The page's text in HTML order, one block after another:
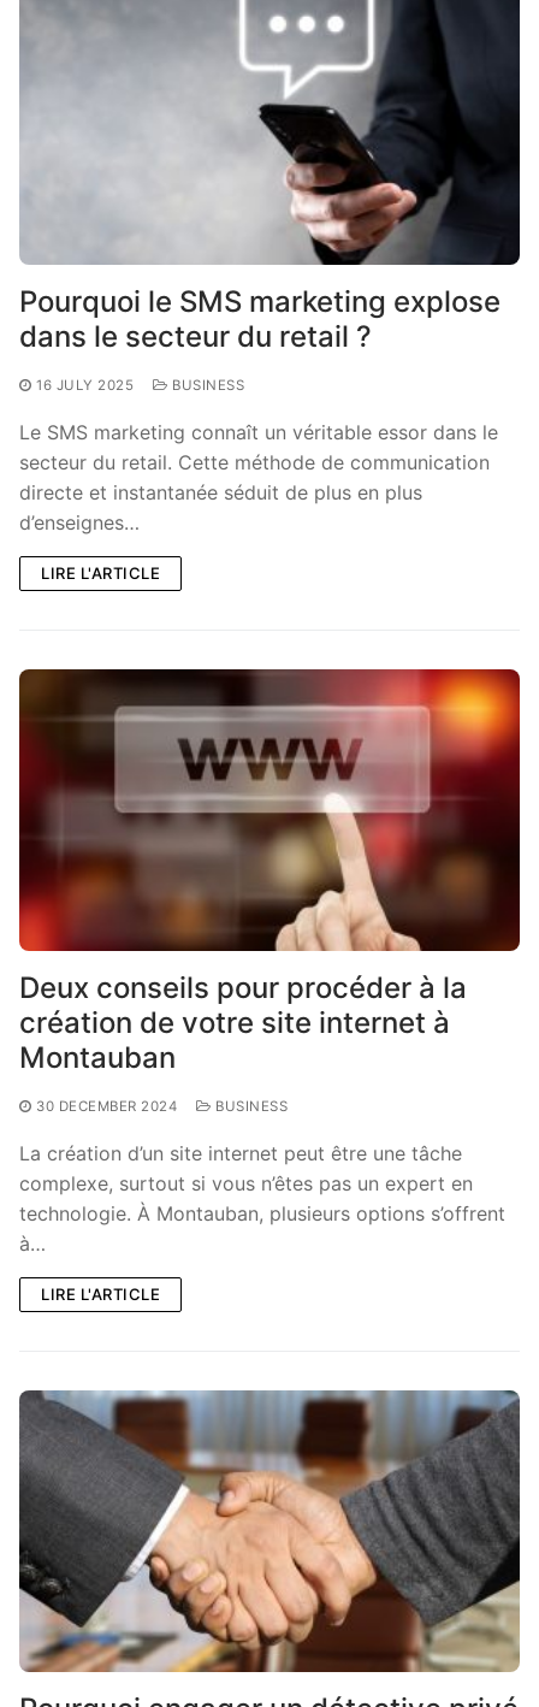
Pourquoi le SMS marketing explose
dans le secteur du retail ?
16 JULY 2025 BUSINESS
Le SMS marketing connaît un véritable essor dans le
secteur du retail. Cette méthode de communication
directe et instantanée séduit de plus en plus
d’enseignes…
LIRE L'ARTICLE
Deux conseils pour procéder à la
création de votre site internet à
Montauban
30 DECEMBER 2024 BUSINESS
La création d’un site internet peut être une tâche
complexe, surtout si vous n’êtes pas un expert en
technologie. À Montauban, plusieurs options s’offrent
à…
LIRE L'ARTICLE